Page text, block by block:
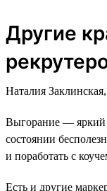
Другие
Наталия
Выгорание — яркий
состоянии
и поработать с
Есть и другие